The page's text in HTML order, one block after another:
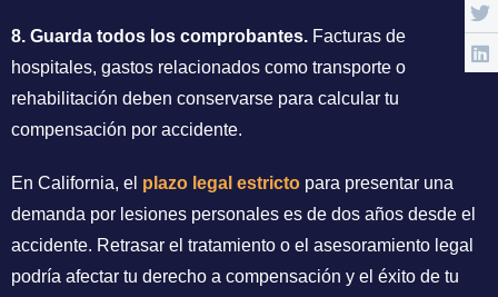
8. Guarda todos los comprobantes. Facturas de
hospitales, gastos relacionados como transporte o
rehabilitación deben conservarse para calcular tu
compensación por accidente.
En California, el plazo legal estricto para presentar una
demanda por lesiones personales es de dos años desde el
accidente. Retrasar el tratamiento o el asesoramiento legal
podría afectar tu derecho a compensación y el éxito de tu